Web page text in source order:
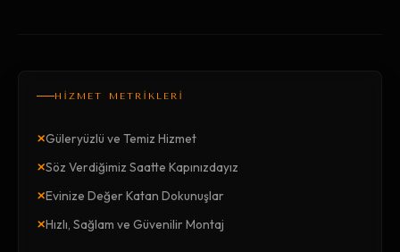
HİZMET METRİKLERİ
×Güleryüzlü ve Temiz Hizmet
×Söz Verdiğimiz Saatte Kapınızdayız
×Evinize Değer Katan Dokunuşlar
×Hızlı, Sağlam ve Güvenilir Montaj